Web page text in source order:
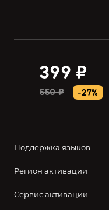
399 ₽
550 ₽ -27%
Поддержка языков
Регион активации
Сервис активации